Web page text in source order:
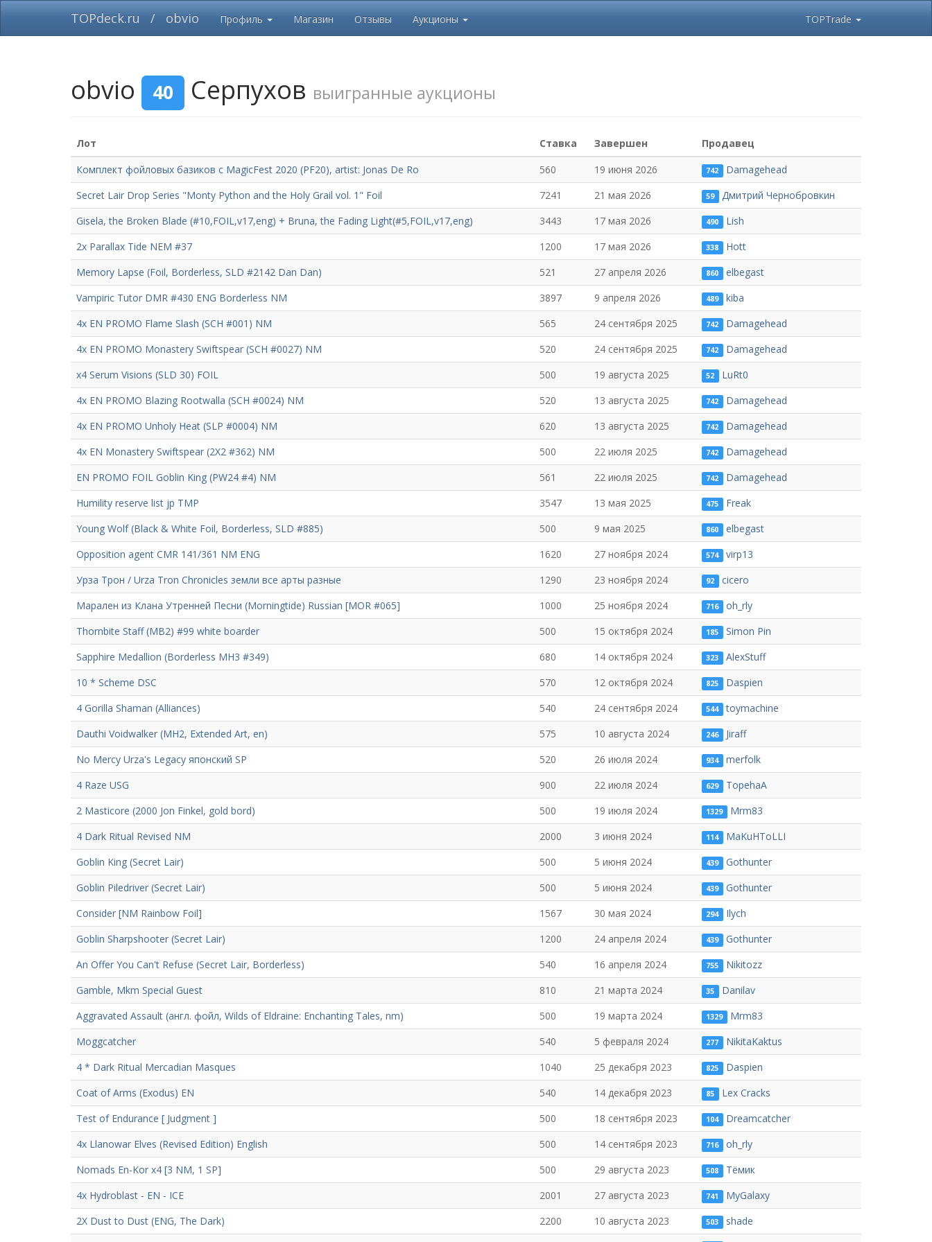
TOPdeck.ru / obvio Профиль Магазин Отзывы Аукционы TOPTrade
obvio 40 Серпухов выигранные аукционы
Лот Ставка Завершен
Продавец
Комплект фойловых базиков с MagicFest 2020 (PF20), artist: Jonas De Ro
560 19 июня 2026 742
Damagehead
Secret Lair Drop Series "Monty Python and the Holy Grail vol. 1" Foil
7241 21 мая 2026 59
Дмитрий Чернобровкин
Gisela, the Broken Blade (#10,FOIL,v17,eng) + Bruna, the Fading Light(#5,FOIL,v17,eng)
3443 17 мая 2026 490
Lish
2x Parallax Tide NEM #37
1200 17 мая 2026 338
Hott
Memory Lapse (Foil, Borderless, SLD #2142 Dan Dan)
521 27 апреля 2026 860
elbegast
Vampiric Tutor DMR #430 ENG Borderless NM
3897 9 апреля 2026 489
kiba
4x EN PROMO Flame Slash (SCH #001) NM
565 24 сентября 2025 742
Damagehead
4x EN PROMO Monastery Swiftspear (SCH #0027) NM
520 24 сентября 2025 742
Damagehead
x4 Serum Visions (SLD 30) FOIL
500 19 августа 2025 52
LuRt0
4x EN PROMO Blazing Rootwalla (SCH #0024) NM
520 13 августа 2025 742
Damagehead
4x EN PROMO Unholy Heat (SLP #0004) NM
620 13 августа 2025 742
Damagehead
4x EN Monastery Swiftspear (2X2 #362) NM
500 22 июля 2025 742
Damagehead
EN PROMO FOIL Goblin King (PW24 #4) NM
561 22 июля 2025 742
Damagehead
Humility reserve list jp TMP
3547 13 мая 2025 475
Freak
Young Wolf (Black & White Foil, Borderless, SLD #885)
500 9 мая 2025 860
elbegast
Opposition agent CMR 141/361 NM ENG
1620 27 ноября 2024 574
virp13
Урза Трон / Urza Tron Chronicles земли все арты разные
1290 23 ноября 2024 92
cicero
Марален из Клана Утренней Песни (Morningtide) Russian [MOR #065]
1000 25 ноября 2024 716
oh_rly
Thornbite Staff (MB2) #99 white boarder
500 15 октября 2024 185
Simon Pin
Sapphire Medallion (Borderless MH3 #349)
680 14 октября 2024 323
AlexStuff
10 * Scheme DSC
570 12 октября 2024 825
Daspien
4 Gorilla Shaman (Alliances)
540 24 сентября 2024 544
toymachine
Dauthi Voidwalker (MH2, Extended Art, en)
575 10 августа 2024 246
Jiraff
No Mercy Urza's Legacy японский SP
520 26 июля 2024 934
merfolk
4 Raze USG
900 22 июля 2024 629
TopehaA
2 Masticore (2000 Jon Finkel, gold bord)
500 19 июля 2024 1329
Mrm83
4 Dark Ritual Revised NM
2000 3 июня 2024 114
MaKuHToLLI
Goblin King (Secret Lair)
500 5 июня 2024 439
Gothunter
Goblin Piledriver (Secret Lair)
500 5 июня 2024 439
Gothunter
Consider [NM Rainbow Foil]
1567 30 мая 2024 294
Ilych
Goblin Sharpshooter (Secret Lair)
1200 24 апреля 2024 439
Gothunter
An Offer You Can't Refuse (Secret Lair, Borderless)
540 16 апреля 2024 755
Nikitozz
Gamble, Mkm Special Guest
810 21 марта 2024 35
Danilav
Aggravated Assault (англ. фойл, Wilds of Eldraine: Enchanting Tales, nm)
500 19 марта 2024 1329
Mrm83
Moggcatcher
540 5 февраля 2024 277
NikitaKaktus
4 * Dark Ritual Mercadian Masques
1040 25 декабря 2023 825
Daspien
Coat of Arms (Exodus) EN
540 14 декабря 2023 85
Lex Cracks
Test of Endurance [ Judgment ]
500 18 сентября 2023 104
Dreamcatcher
4x Llanowar Elves (Revised Edition) English
500 14 сентября 2023 716
oh_rly
Nomads En-Kor x4 [3 NM, 1 SP]
500 29 августа 2023 508
Тёмик
4x Hydroblast - EN - ICE
2001 27 августа 2023 741
MyGalaxy
2X Dust to Dust (ENG, The Dark)
2200 10 августа 2023 503
shade